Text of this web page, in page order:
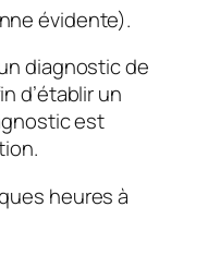
évidente).
diagnostic de
d’établir un
est
heures à